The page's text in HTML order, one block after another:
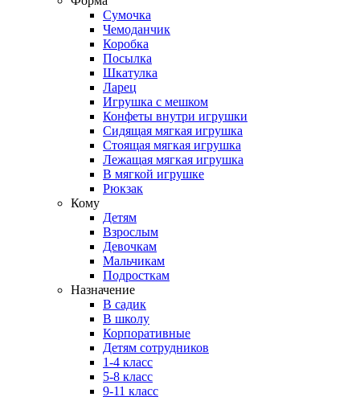
Сумочка
Чемоданчик
Коробка
Посылка
Шкатулка
Ларец
Игрушка с мешком
Конфеты внутри игрушки
Сидящая мягкая игрушка
Стоящая мягкая игрушка
Лежащая мягкая игрушка
В мягкой игрушке
Рюкзак
Кому
Детям
Взрослым
Девочкам
Мальчикам
Подросткам
Назначение
В садик
В школу
Корпоративные
Детям сотрудников
1-4 класс
5-8 класс
9-11 класс